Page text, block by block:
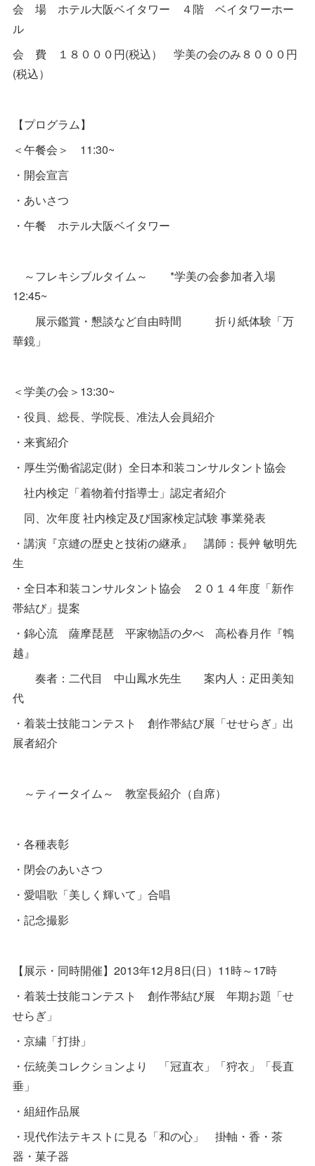
会 場 ホテル大阪ベイタワー ４階 ベイタワーホー
ル
会 費 １８０００円(税込） 学美の会のみ８０００円
(税込）
【プログラム】
＜午餐会＞ 11:30~
・開会宣言
・あいさつ
・午餐 ホテル大阪ベイタワー
～フレキシブルタイム～ *学美の会参加者入場
12:45~
展示鑑賞・懇談など自由時間 折り紙体験「万
華鏡」
＜学美の会＞13:30~
・役員、総長、学院長、准法人会員紹介
・来賓紹介
・厚生労働省認定(財）全日本和装コンサルタント協会
社内検定「着物着付指導士」認定者紹介
同、次年度 社内検定及び国家検定試験 事業発表
・講演『京縫の歴史と技術の継承』 講師：長艸 敏明先
生
・全日本和装コンサルタント協会 ２０１４年度「新作
帯結び」提案
・錦心流 薩摩琵琶 平家物語の夕べ 高松春月作『鵯
越』
奏者：二代目 中山鳳水先生 案内人：疋田美知
代
・着装士技能コンテスト 創作帯結び展「せせらぎ」出
展者紹介
～ティータイム～ 教室長紹介（自席）
・各種表彰
・閉会のあいさつ
・愛唱歌「美しく輝いて」合唱
・記念撮影
【展示・同時開催】2013年12月8日(日）11時～17時
・着装士技能コンテスト 創作帯結び展 年期お題「せ
せらぎ」
・京繍「打掛」
・伝統美コレクションより 「冠直衣」「狩衣」「長直
垂」
・組紐作品展
・現代作法テキストに見る「和の心」 掛軸・香・茶
器・菓子器